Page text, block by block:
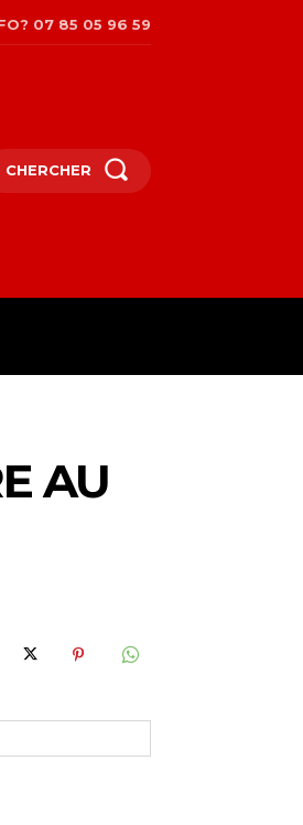
07 85 05 96 59
CHERCHER
AU